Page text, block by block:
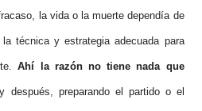
la vida o la muerte dependía de
técnica y estrategia adecuada para
Ahí la razón no tiene nada que
después, preparando el partido o el